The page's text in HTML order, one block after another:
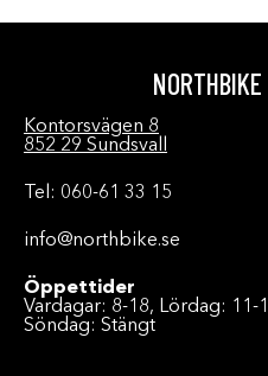
Kontorsvägen 8
852 29 Sundsvall
Tel: 060-61 33 15
info@northbike.se
Öppettider
Vardagar: 8-18, Lördag: 11-
Söndag: Stängt